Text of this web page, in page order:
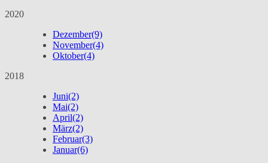
2020
Dezember(9)
November(4)
Oktober(4)
2018
Juni(2)
Mai(2)
April(2)
März(2)
Februar(3)
Januar(6)